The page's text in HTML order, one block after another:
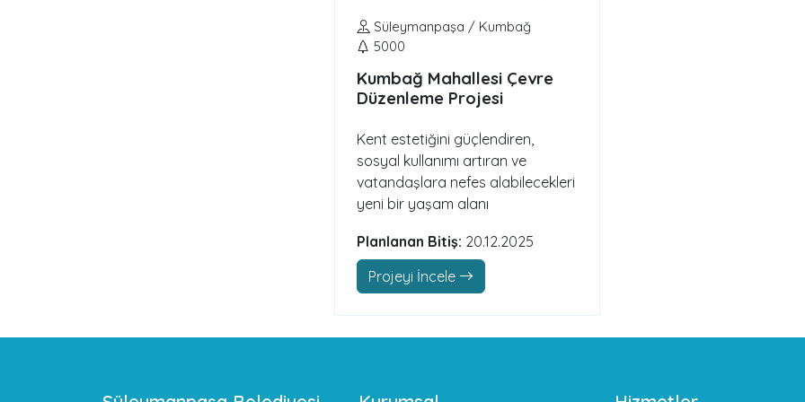
Süleymanpaşa / Kumbağ
5000
Kumbağ Mahallesi Çevre
Düzenleme Projesi
Kent estetiğini güçlendiren,
sosyal kullanımı artıran ve
vatandaşlara nefes alabilecekleri
yeni bir yaşam alanı
Planlanan Bitiş: 20.12.2025
Projeyi İncele